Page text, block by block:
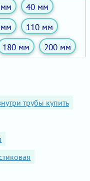
40 мм
110 мм
180 мм 200 мм
трубы купить